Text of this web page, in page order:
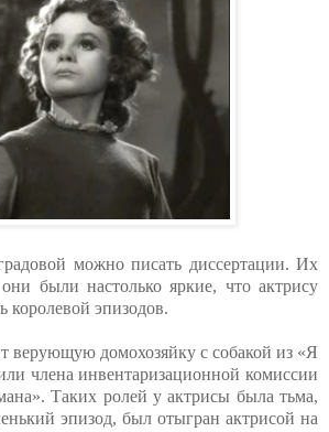
можно писать диссертации. Их
были настолько яркие, что актрису
королевой эпизодов.
верующую домохозяйку с собакой из «Я
члена инвентаризационной комиссии
Таких ролей у актрисы была тьма,
эпизод, был отыгран актрисой на